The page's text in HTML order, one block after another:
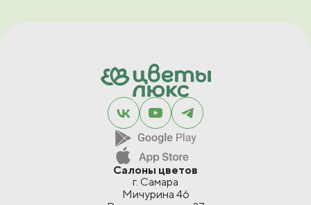
Салоны цветов
г. Самара
Мичурина 46